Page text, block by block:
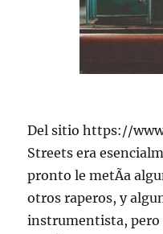
Del sitio https://
Streets era
pronto le metÃ­a
otros raperos, y
instrumentista,